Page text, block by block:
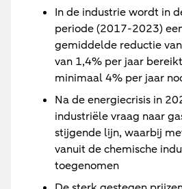
In de industrie wordt in
periode (2017-2023)
gemiddelde reductie
van 1,4% per jaar
minimaal 4% per jaar
Na de energiecrisis in
industriële vraag naar
stijgende lijn, waarbij
vanuit de chemische
toegenomen